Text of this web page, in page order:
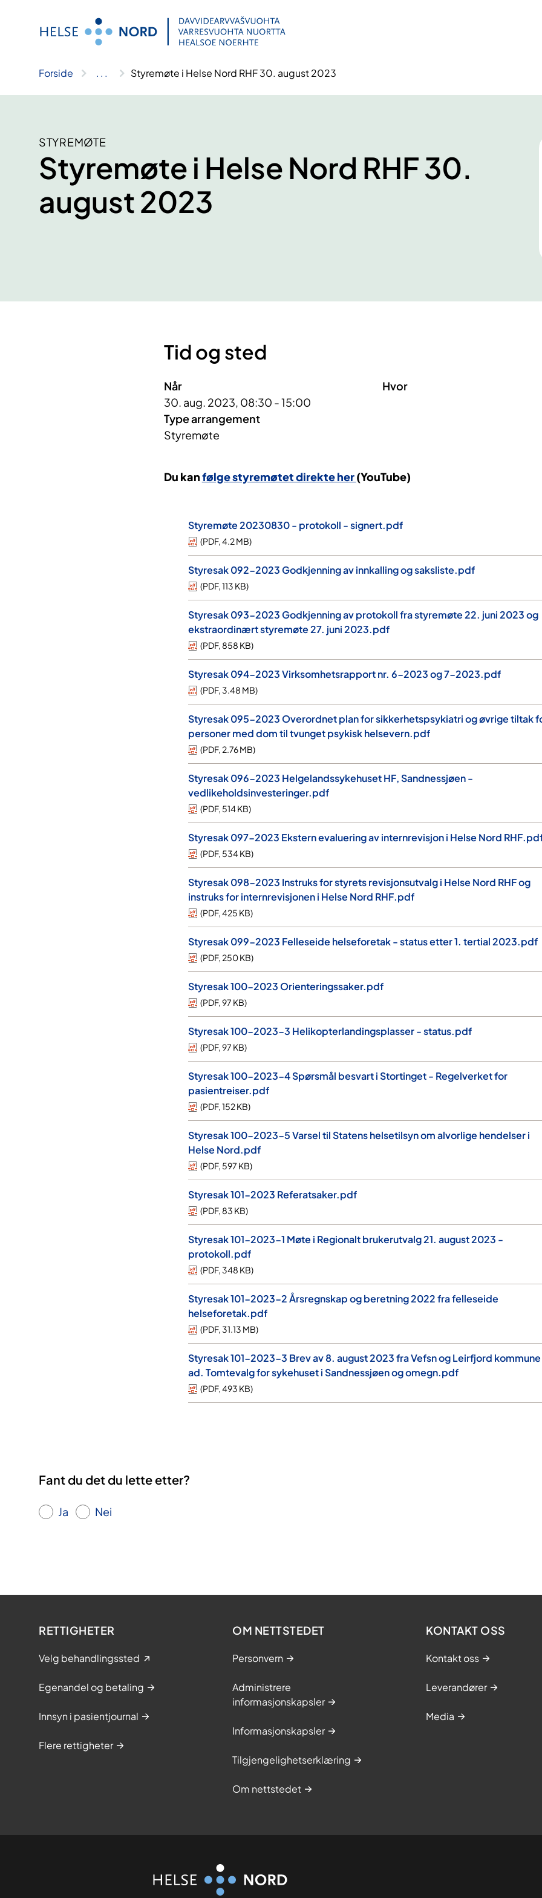
Forside .. . Styremøte i Helse Nord RHF 30. august 2023
STYREMØTE
Styremøte i Helse Nord RHF 30.
august 2023
Tid og sted
Når
30. aug. 2023, 08:30 - 15:00
Type arrangement
Styremøte
Hvor
Du kanfølge styremøtet direkte her(YouTube)
Styremøte 20230830 - protokoll - signert.pdf
(PDF,4.2 MB)
Styresak 092-2023 Godkjenning av innkalling og saksliste.pdf
(PDF,113 KB)
Styresak 093-2023 Godkjenning av protokoll fra styremøte 22. juni 2023 og
ekstraordinært styremøte 27. juni 2023.pdf
(PDF, 858 KB)
Styresak 094-2023 Virksomhetsrapport nr. 6-2023 og 7-2023.pdf
(PDF, 3.48 MB)
Styresak 095-2023 Overordnet plan for sikkerhetspsykiatri og øvrige tiltak
personer med dom til tvunget psykisk helsevern.pdf
(PDF, 2.76 MB)
Styresak 096-2023 Helgelandssykehuset HF, Sandnessjøen -
vedlikeholdsinvesteringer.pdf
(PDF, 514 KB)
Styresak 097-2023 Ekstern evaluering av internrevisjon i Helse Nord
(PDF, 534 KB)
Styresak 098-2023 Instruks for styrets revisjonsutvalg i Helse Nord RHF og
instruks for internrevisjonen i Helse Nord RHF.pdf
(PDF,425 KB)
Styresak 099-2023 Felleseide helseforetak - status etter 1. tertial 2023.pdf
(PDF, 250 KB)
Styresak 100-2023 Orienteringssaker.pdf
(PDF,97 KB)
Styresak 100-2023-3 Helikopterlandingsplasser - status.pdf
(PDF,97 KB)
Styresak 100-2023-4 Spørsmål besvart i Stortinget - Regelverket for
pasientreiser.pdf
(PDF,152 KB)
Styresak 100-2023-5 Varsel til Statens helsetilsyn om alvorlige hendelser i
Helse Nord.pdf
(PDF, 597 KB)
Styresak 101-2023 Referatsaker.pdf
(PDF, 83 KB)
Styresak 101-2023-1 Møte i Regionalt brukerutvalg 21. august 2023 -
protokoll.pdf
(PDF, 348 KB)
Styresak 101-2023-2 Årsregnskap og beretning 2022 fra felleseide
helseforetak.pdf
(PDF, 31.13 MB)
Styresak 101-2023-3 Brev av 8. august 2023 fra Vefsn og Leirfjord kommune
ad. Tomtevalg for sykehuset i Sandnessjøen og omegn.pdf
(PDF,493 KB)
Fant du det du lette etter?
Ja Nei
RETTIGHETER
Velg behandlingssted
Egenandel og betaling
Innsyn i pasientjournal
Flere rettigheter
OM NETTSTEDET
Personvern
Administrere
informasjonskapsler
Informasjonskapsler
Tilgjengelighetserklæring
Om nettstedet
KONTAKT OSS
Kontakt oss
Leverandører
Media